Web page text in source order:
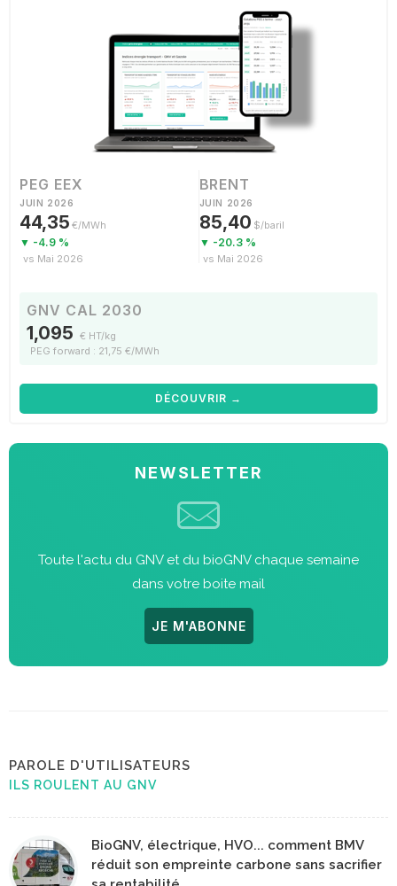
PEG EEX
JUIN 2026
44,35 €/MWh
▼ -4.9 %
vs Mai 2026
BRENT
JUIN 2026
85,40 $/baril
▼ -20.3 %
vs Mai 2026
GNV CAL 2030
1,095 € HT/kg
PEG forward : 21,75 €/MWh
DÉCOUVRIR →
NEWSLETTER
Toute l'actu du GNV et du bioGNV chaque semaine
dans votre boite mail
JE M'ABONNE
PAROLE D'UTILISATEURS
ILS ROULENT AU GNV
BioGNV, électrique, HVO... comment BMV
réduit son empreinte carbone sans sacrifier